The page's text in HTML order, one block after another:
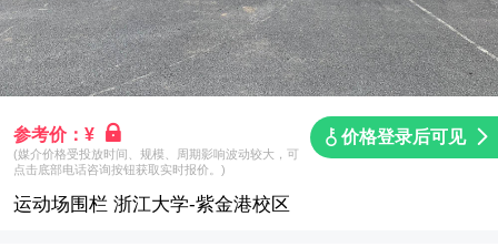
参考价：¥ 价格登录后可见
(媒介价格受投放时间、规模、周期影响波动较大，可
点击底部电话咨询按钮获取实时报价。)
运动场围栏 浙江大学-紫金港校区